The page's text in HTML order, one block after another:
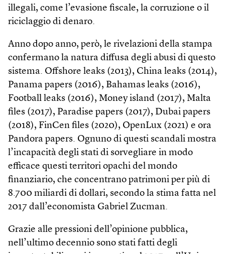
illegali, come l’evasione fiscale, la corruzione o il
riciclaggio di denaro.
Anno dopo anno, però, le rivelazioni della stampa
confermano la natura diffusa degli abusi di questo
sistema. Off­shore leaks (2013), China leaks (2014),
Panama papers (2016), Bahamas leaks (2016),
Foot­ball leaks (2016), Money island (2017), Malta
files (2017), Paradise papers (2017), Dubai papers
(2018), FinCen files (2020), OpenLux (2021) e ora
Pandora papers. Ognuno di questi scandali mostra
l’incapacità degli stati di sorvegliare in modo
efficace questi territori opachi del mondo
finanziario, che concentrano patrimoni per più di
8.700 miliardi di dollari, secondo la stima fatta nel
2017 dall’economista Gabriel Zucman.
Grazie alle pressioni dell’opinione pubblica,
nell’ultimo decennio sono stati fatti degli